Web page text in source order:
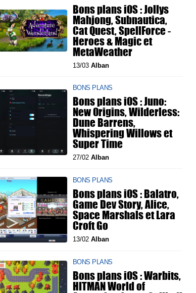
Bons plans iOS : Jollys
Mahjong, Subnautica,
Cat Quest, SpellForce -
Heroes & Magic et
MetaWeather
13/03 Alban
BONS PLANS
Bons plans iOS : Juno:
New Origins, Wilderless:
Dune Barrens,
Whispering Willows et
Super Time
27/02 Alban
BONS PLANS
Bons plans iOS : Balatro,
Game Dev Story, Alice,
Space Marshals et Lara
Croft Go
13/02 Alban
BONS PLANS
Bons plans iOS : Warbits,
HITMAN World of